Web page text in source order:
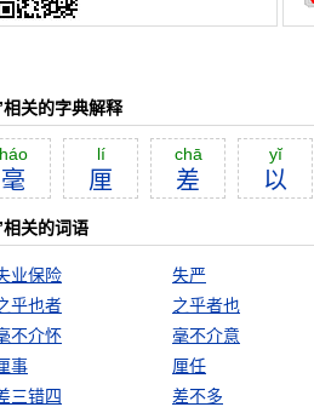
关的字典解释
háo
毫
lí
厘
chā
差
yĭ
以
关的词语
业保险
失严
乎也者
之乎者也
不介怀
毫不介意
事
厘任
三错四
差不多